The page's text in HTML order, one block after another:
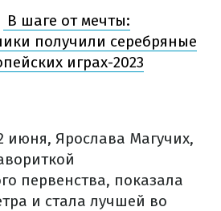
В шаге от мечты:
получили серебряные
играх-2023
июня, Ярослава Магучих,
первенства, показала
и стала лучшей во